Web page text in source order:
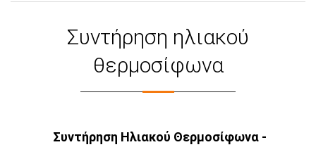
Συντήρηση ηλιακού
θερμοσίφωνα
Συντήρηση Ηλιακού Θερμοσίφωνα -